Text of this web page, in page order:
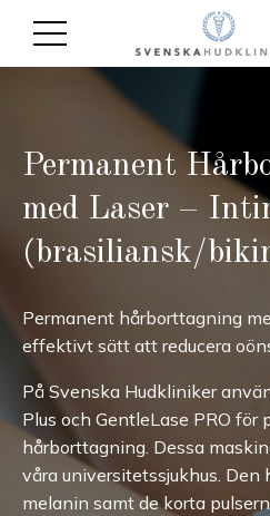
Permanent
med Laser –
(brasiliansk/
Permanent hårborttagning
effektivt sätt att reducera
På Svenska Hudkliniker
Plus och GentleLase PRO för
hårborttagning. Dessa
våra universitetssjukhus. Den
melanin samt de korta